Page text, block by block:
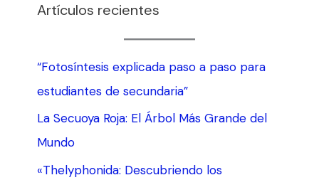
Artículos recientes
“Fotosíntesis explicada paso a paso para
estudiantes de secundaria”
La Secuoya Roja: El Árbol Más Grande del
Mundo
«Thelyphonida: Descubriendo los